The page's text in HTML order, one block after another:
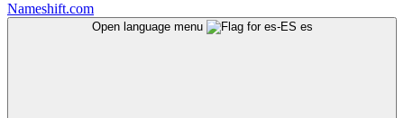
Nameshift.com
Open language menu es